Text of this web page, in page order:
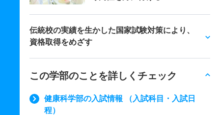
伝統校の実績を生かした国家試験対策により、
資格取得をめざす
この学部のことを詳しくチェック
健康科学部の入試情報 （入試科目・入試日
程）